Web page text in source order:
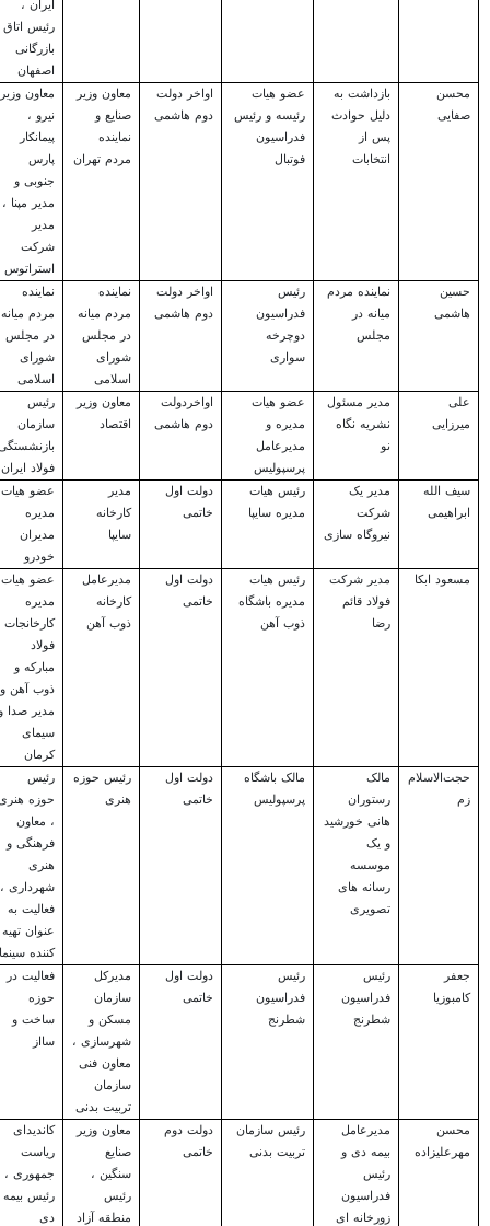
ایران ،
رئیس اتاق
بازرگانی
اصفهان
محسن
صفایی
بازداشت به
دلیل حوادث
پس از
انتخابات
عضو هیات
رئیسه و رئیس
فدراسیون
فوتبال
اواخر دولت
دوم هاشمی
معاون وزیر
صنایع و
نماینده
مردم تهران
معاون وزیر
نیرو ،
پیمانکار
پارس
جنوبی و
مدیر مپنا ،
مدیر
شرکت
استراتوس
حسین
هاشمی
نماینده مردم
میانه در
مجلس
رئیس
فدراسیون
دوچرخه
سواری
اواخر دولت
دوم هاشمی
نماینده
مردم میانه
در مجلس
شورای
اسلامی
نماینده
مردم میانه
در مجلس
شورای
اسلامی
علی
میرزایی
مدیر مسئول
نشریه نگاه
نو
عضو هیات
مدیره و
مدیرعامل
پرسپولیس
اواخردولت
دوم هاشمی
معاون وزیر
اقتصاد
رئیس
سازمان
فولاد ایران
سیف الله
ابراهیمی
مدیر یک
شرکت
نیروگاه سازی
رئیس هیات
مدیره سایپا
دولت اول
خاتمی
مدیر
کارخانه
سایپا
عضو هیات
مدیره
مدیران
خودرو
مسعود ابکا
مدیر شرکت
فولاد قائم
رضا
رئیس هیات
مدیره باشگاه
ذوب آهن
دولت اول
خاتمی
مدیرعامل
کارخانه
ذوب آهن
عضو هیات
مدیره
کارخانجات
فولاد
مبارکه و
ذوب آهن و
مدیر صدا
سیمای
کرمان
حجت‌الاسلام
زم
مالک
رستوران
هانی خورشید
و یک
موسسه
رسانه های
تصویری
مالک باشگاه
پرسپولیس
دولت اول
خاتمی
رئیس حوزه
هنری
رئیس
حوزه
، معاون
فرهنگی و
هنری
شهرداری ،
فعالیت به
عنوان تهیه
کننده
جعفر
کامبوزیا
رئیس
فدراسیون
شطرنج
رئیس
فدراسیون
شطرنج
دولت اول
خاتمی
مدیرکل
سازمان
مسکن و
شهرسازی ،
معاون فنی
سازمان
تربیت بدنی
فعالیت در
حوزه
ساخت و
سااز
محسن
مهرعلیزاده
مدیرعامل
بیمه دی و
رئیس
فدراسیون
زورخانه ای
رئیس سازمان
تربیت بدنی
دولت دوم
خاتمی
معاون وزیر
صنایع
سنگین ،
رئیس
منطقه آزاد
کاندیدای
ریاست
جمهوری ،
رئیس بیمه
دی